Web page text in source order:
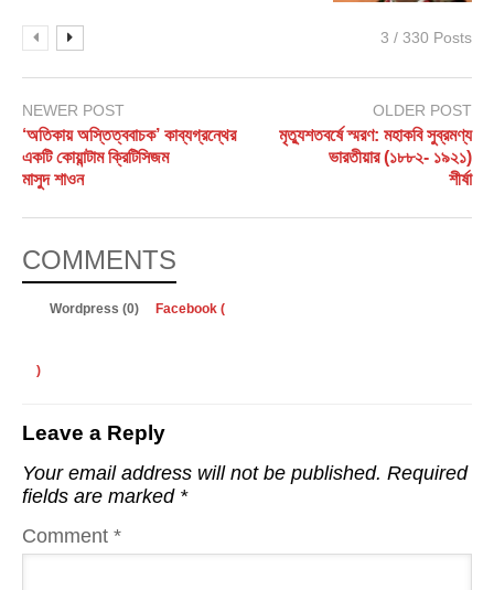
3 / 330 Posts
NEWER POST
‘অতিকায় অস্তিত্ববাচক’ কাব্যগ্রন্থের
একটি কোয়ান্টাম ক্রিটিসিজম
মাসুদ শাওন
OLDER POST
মৃত্যুশতবর্ষে স্মরণ: মহাকবি সুব্রমণ্য
ভারতীয়ার (১৮৮২- ১৯২১)
শীর্ষা
COMMENTS
Wordpress (0) Facebook (
)
Leave a Reply
Your email address will not be published. Required
fields are marked *
Comment *